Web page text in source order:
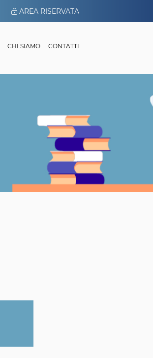
AREA RISERVATA
CHI SIAMO CONTATTI